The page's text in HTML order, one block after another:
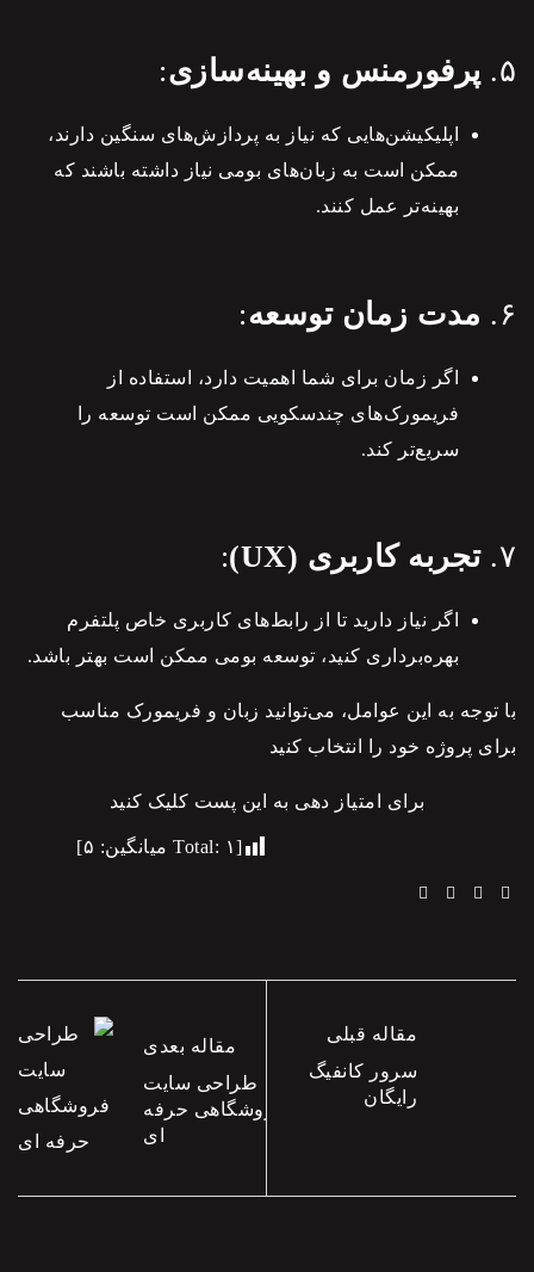
۵. پرفورمنس و بهینه‌سازی:
اپلیکیشن‌هایی که نیاز به پردازش‌های سنگین دارند،
ممکن است به زبان‌های بومی نیاز داشته باشند که
بهینه‌تر عمل کنند.
۶. مدت زمان توسعه:
اگر زمان برای شما اهمیت دارد، استفاده از
فریمورک‌های چندسکویی ممکن است توسعه را
سریع‌تر کند.
۷. تجربه کاربری (UX) :
اگر نیاز دارید تا از رابط‌های کاربری خاص پلتفرم
بهره‌برداری کنید، توسعه بومی ممکن است بهتر باشد.
با توجه به این عوامل، می‌توانید زبان و فریمورک مناسب
برای پروژه خود را انتخاب کنید
برای امتیاز دهی به این پست کلیک کنید
[Total:۱ میانگین: ۵]
Facebook
Twitter
Linkedin
مقاله قبلی
سرور کانفیگ
رایگان
مقاله بعدی
طراحی سایت
فروشگاهی حرفه
ای